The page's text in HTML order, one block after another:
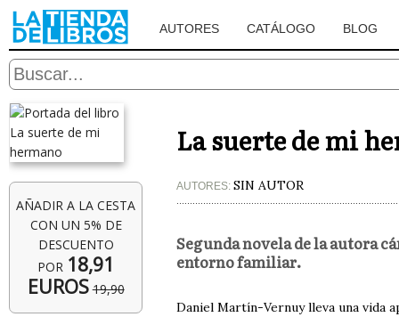
AUTORES CATÁLOGO BLOG
AÑADIR A LA CESTA
CON UN 5% DE
DESCUENTO
POR 18,91
EUROS 19,90
La suerte de mi
AUTORES: SIN AUTOR
Segunda novela de la autora
entorno familiar.
Daniel Martín-Vernuy lleva una vida